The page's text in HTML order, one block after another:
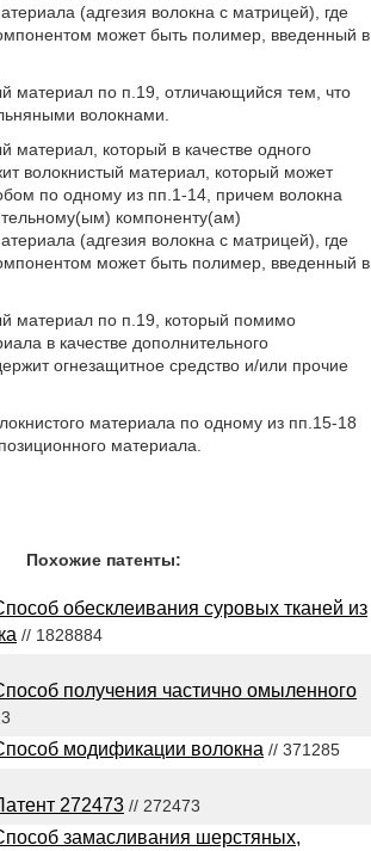
(адгезия волокна с матрицей), где
может быть полимер, введенный в
материал по п.19, отличающийся тем, что
волокнами.
материал, который в качестве одного
волокнистый материал, который может
по одному из пп.1-14, причем волокна
компоненту(ам)
(адгезия волокна с матрицей), где
может быть полимер, введенный в
материал по п.19, который помимо
в качестве дополнительного
огнезащитное средство и/или прочие
материала по одному из пп.15-18
материала.
Похожие патенты:
обесклеивания суровых тканей из
// 1828884
получения частично омыленного
модификации волокна // 371285
272473 // 272473
замасливания шерстяных,